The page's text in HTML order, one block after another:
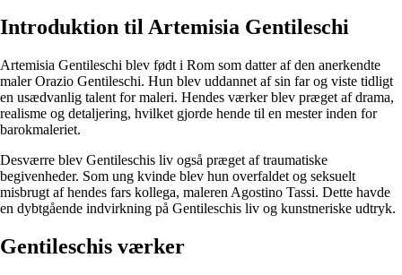
Introduktion til Artemisia Gentileschi
Artemisia Gentileschi blev født i Rom som datter af den anerkendte
maler Orazio Gentileschi. Hun blev uddannet af sin far og viste tidligt
en usædvanlig talent for maleri. Hendes værker blev præget af drama,
realisme og detaljering, hvilket gjorde hende til en mester inden for
barokmaleriet.
Desværre blev Gentileschis liv også præget af traumatiske
begivenheder. Som ung kvinde blev hun overfaldet og seksuelt
misbrugt af hendes fars kollega, maleren Agostino Tassi. Dette havde
en dybtgående indvirkning på Gentileschis liv og kunstneriske udtryk.
Gentileschis værker